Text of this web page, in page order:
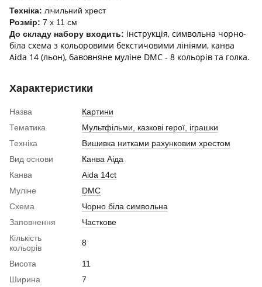
Техніка: лічильний хрест
Розмір: 7 х 11 см
До складу набору входить: інструкція, символьна чорно-
біла схема з кольоровими бекстичовими лініями, канва
Aida 14 (льон), бавовняне муліне DMC - 8 кольорів та голка.
Характеристики
Назва
Картини
Тематика
Мультфільми, казкові герої, іграшки
Техніка
Вишивка нитками рахунковим хрестом
Вид основи
Канва Аіда
Канва
Aida 14ct
Муліне
DMC
Схема
Чорно біла символьна
Заповнення
Часткове
Кількість
кольорів
8
Висота
11
Ширина
7